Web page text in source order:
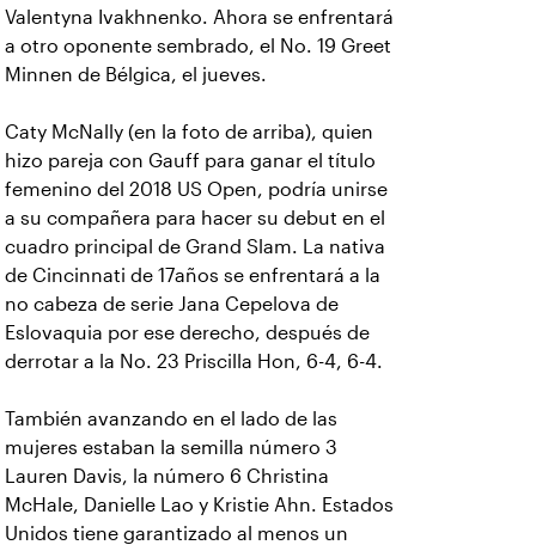
Valentyna Ivakhnenko. Ahora se enfrentará
a otro oponente sembrado, el No. 19 Greet
Minnen de Bélgica, el jueves.
Caty McNally (en la foto de arriba), quien
hizo pareja con Gauff para ganar el título
femenino del 2018 US Open, podría unirse
a su compañera para hacer su debut en el
cuadro principal de Grand Slam. La nativa
de Cincinnati de 17años se enfrentará a la
no cabeza de serie Jana Cepelova de
Eslovaquia por ese derecho, después de
derrotar a la No. 23 Priscilla Hon, 6-4, 6-4.
También avanzando en el lado de las
mujeres estaban la semilla número 3
Lauren Davis, la número 6 Christina
McHale, Danielle Lao y Kristie Ahn. Estados
Unidos tiene garantizado al menos un